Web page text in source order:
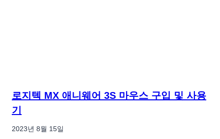
로지텍 MX 애니웨어 3S 마우스 구입 및 사용
기
2023년 8월 15일